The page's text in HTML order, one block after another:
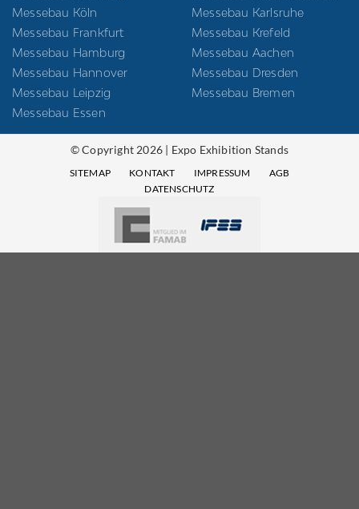
Messebau Köln
Messebau Frankfurt
Messebau Hamburg
Messebau Hannover
Messebau Leipzig
Messebau Essen
Messebau Karlsruhe
Messebau Krefeld
Messebau Aachen
Messebau Dresden
Messebau Bremen
© Copyright 2026 | Expo Exhibition Stands
SITEMAP KONTAKT IMPRESSUM
AGB
DATENSCHUTZ